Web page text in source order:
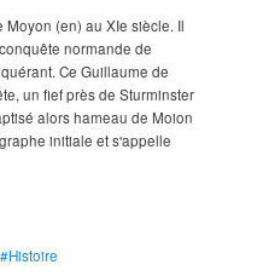
(en) au XIe siècle. Il
normande de
Ce Guillaume de
un fief près de Sturminster
alors hameau de Moion
initiale et s'appelle